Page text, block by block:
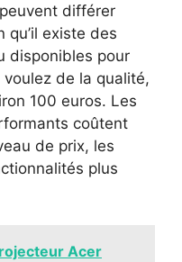
différer
qu’il existe des
disponibles pour
de la qualité,
100 euros. Les
coûtent
de prix, les
plus
Acer